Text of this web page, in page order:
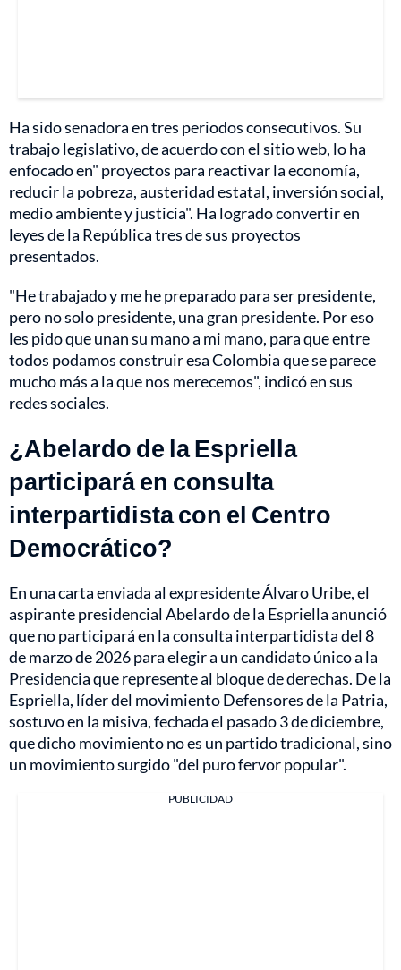
Ha sido senadora en tres periodos consecutivos. Su
trabajo legislativo, de acuerdo con el sitio web, lo ha
enfocado en" proyectos para reactivar la economía,
reducir la pobreza, austeridad estatal, inversión social,
medio ambiente y justicia". Ha logrado convertir en
leyes de la República tres de sus proyectos
presentados.
"He trabajado y me he preparado para ser presidente,
pero no solo presidente, una gran presidente. Por eso
les pido que unan su mano a mi mano, para que entre
todos podamos construir esa Colombia que se parece
mucho más a la que nos merecemos", indicó en sus
redes sociales.
¿Abelardo de la Espriella
participará en consulta
interpartidista con el Centro
Democrático?
En una carta enviada al expresidente Álvaro Uribe, el
aspirante presidencial Abelardo de la Espriella anunció
que no participará en la consulta interpartidista del 8
de marzo de 2026 para elegir a un candidato único a la
Presidencia que represente al bloque de derechas. De la
Espriella, líder del movimiento Defensores de la Patria,
sostuvo en la misiva, fechada el pasado 3 de diciembre,
que dicho movimiento no es un partido tradicional, sino
un movimiento surgido "del puro fervor popular".
PUBLICIDAD